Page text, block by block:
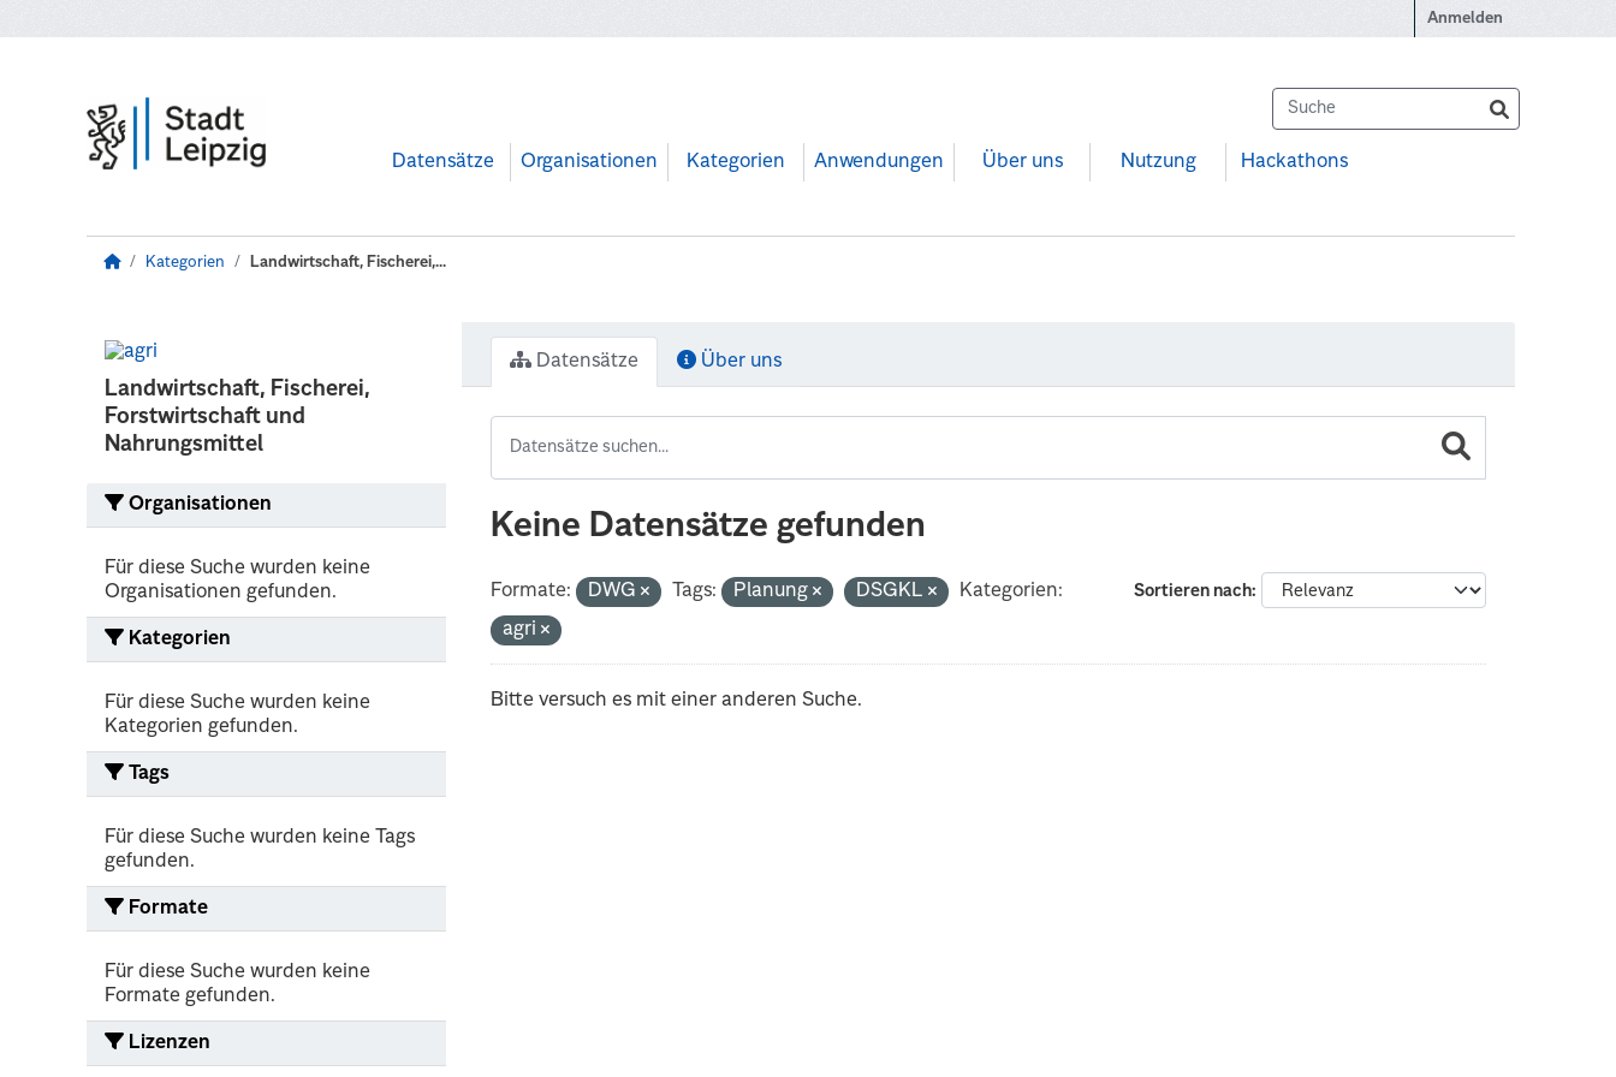
Anmelden
Datensätze Organisationen Kategorien Anwendungen Über uns Nutzung Hackathons
Kategorien Landwirtschaft, Fischerei,...
Landwirtschaft, Fischerei,
Forstwirtschaft und
Nahrungsmittel
Organisationen
Für diese Suche wurden keine
Organisationen gefunden.
Kategorien
Für diese Suche wurden keine
Kategorien gefunden.
Tags
Für diese Suche wurden keine Tags
gefunden.
Formate
Für diese Suche wurden keine
Formate gefunden.
Lizenzen
Datensätze Über uns
Keine Datensätze gefunden
Sortieren nach
Formate: DWG Tags: Planung DSGKL
Kategorien:
agri
Bitte versuch es mit einer anderen Suche.